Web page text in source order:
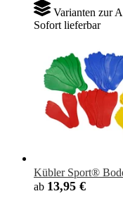
Varianten zur
Sofort lieferbar
Kübler Sport®
ab 13,95 €